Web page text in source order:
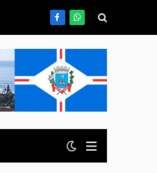
FacebookWhatsApp